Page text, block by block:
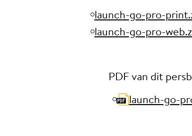
launch-go-pro-
launch-go-pro-
PDF van dit
launch-go-